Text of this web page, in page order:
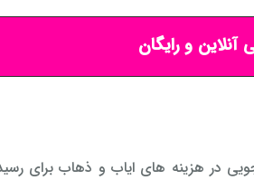
و رایگان
در هزینه های ایاب و ذهاب برای